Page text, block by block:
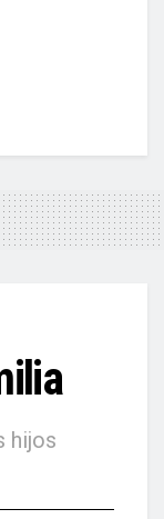
hijos